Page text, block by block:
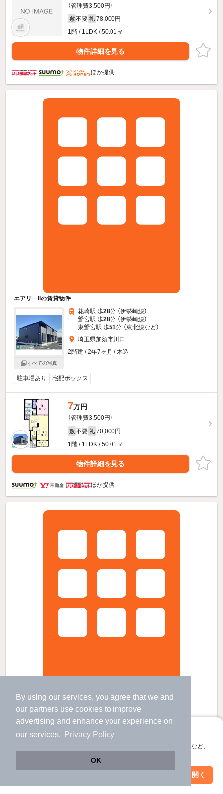
By using our services, you agree that we and
our partners use cookies to improve
advertising and enhance your experience on
our services.
Privacy Policy
OK
アプリに切り替えて、サクサクお部屋探し
会員登録なしですぐ使える。マップ検索やお気に入り保存など、
アプリを開く
（管理費3,500円）
敷 不要 礼 78,000円
1階 / 1LDK / 50.01㎡
物件詳細を見る
ほか提供
エアリーIIの賃貸物件
すべての写真
花崎駅 歩28分 （伊勢崎線）
鷲宮駅 歩28分 （伊勢崎線）
東鷲宮駅 歩51分 （東北線など）
埼玉県加須市川口
2階建 / 2年7ヶ月 / 木造
駐車場あり 宅配ボックス
7万円
（管理費3,500円）
敷 不要 礼 70,000円
1階 / 1LDK / 50.01㎡
物件詳細を見る
ほか提供
マルベリーの賃貸物件
花崎駅 歩 30分 （伊勢崎線）
東鷲宮駅 バス
鷲宮駅 バス15
埼玉県加須市川口
2階建 / 2年7ヶ月 / 木造
絞り込み条件を変更